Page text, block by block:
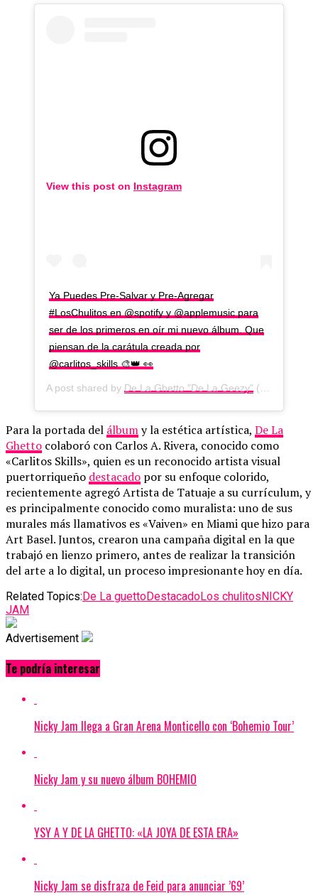
View this post on Instagram
Ya Puedes Pre-Salvar y Pre-Agregar
#LosChulitos en @spotify y @applemusic para
ser de los primeros en oír mi nuevo álbum. Que
piensan de la carátula creada por
@carlitos_skills 🎨👑 👀
A post shared by De La Ghetto "De La Geezy" (@delaghettoreal) on
Para la portada del álbumy la estética artística, De La
Ghetto colaboró con Carlos A. Rivera, conocido como
«Carlitos Skills», quien es un reconocido artista visual
puertorriqueño destacado por su enfoque colorido,
recientemente agregó Artista de Tatuaje a su currículum, y
es principalmente conocido como muralista: uno de sus
murales más llamativos es «Vaiven» en Miami que hizo para
Art Basel. Juntos, crearon una campaña digital en la que
trabajó en lienzo primero, antes de realizar la transición
del arte a lo digital, un proceso impresionante hoy en día.
Related Topics: De La guettoDestacadoLos chulitos NICKY
JAM
Advertisement
Te podría interesar
Nicky Jam llega a Gran Arena Monticello con ‘Bohemio Tour’
Nicky Jam y su nuevo álbum BOHEMIO
YSY A Y DE LA GHETTO: «LA JOYA DE ESTA ERA»
Nicky Jam se disfraza de Feid para anunciar ’69’